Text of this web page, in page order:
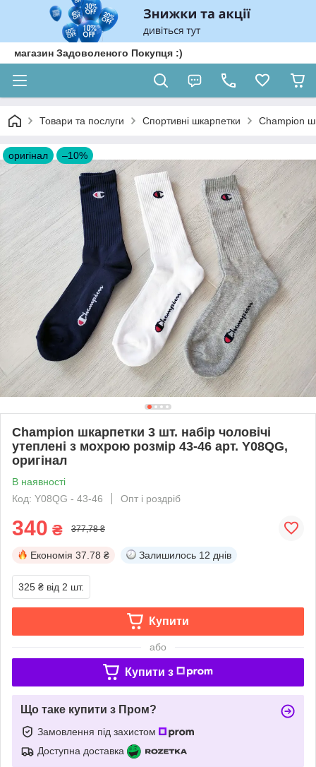
магазин Задоволеного Покупця :)
Товари та послуги Спортивні шкарпетки Champion
оригінал –10%
Champion шкарпетки 3 шт. набір чоловічі
утеплені з мохрою розмір 43-46 арт. Y08QG,
оригінал
В наявності
Код: Y08QG - 43-46
Опт і роздріб
340 ₴ 377,78 ₴
Економія 37.78 ₴ Залишилось 12 днів
325 ₴ від 2 шт.
Купити
або
Купити з
Що таке купити з Пром?
Замовлення під захистом
Доступна доставка